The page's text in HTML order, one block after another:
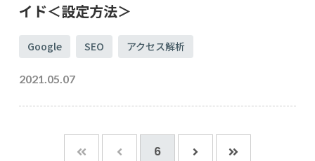
イド＜設定方法＞
Google SEO アクセス解析
2021.05.07
6